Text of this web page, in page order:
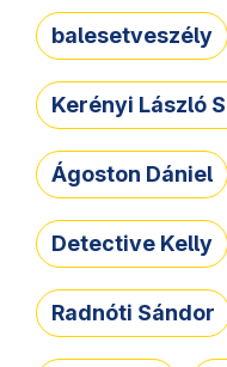
balesetveszély
Kerényi László
Ágoston Dániel
Detective Kelly
Radnóti Sándor